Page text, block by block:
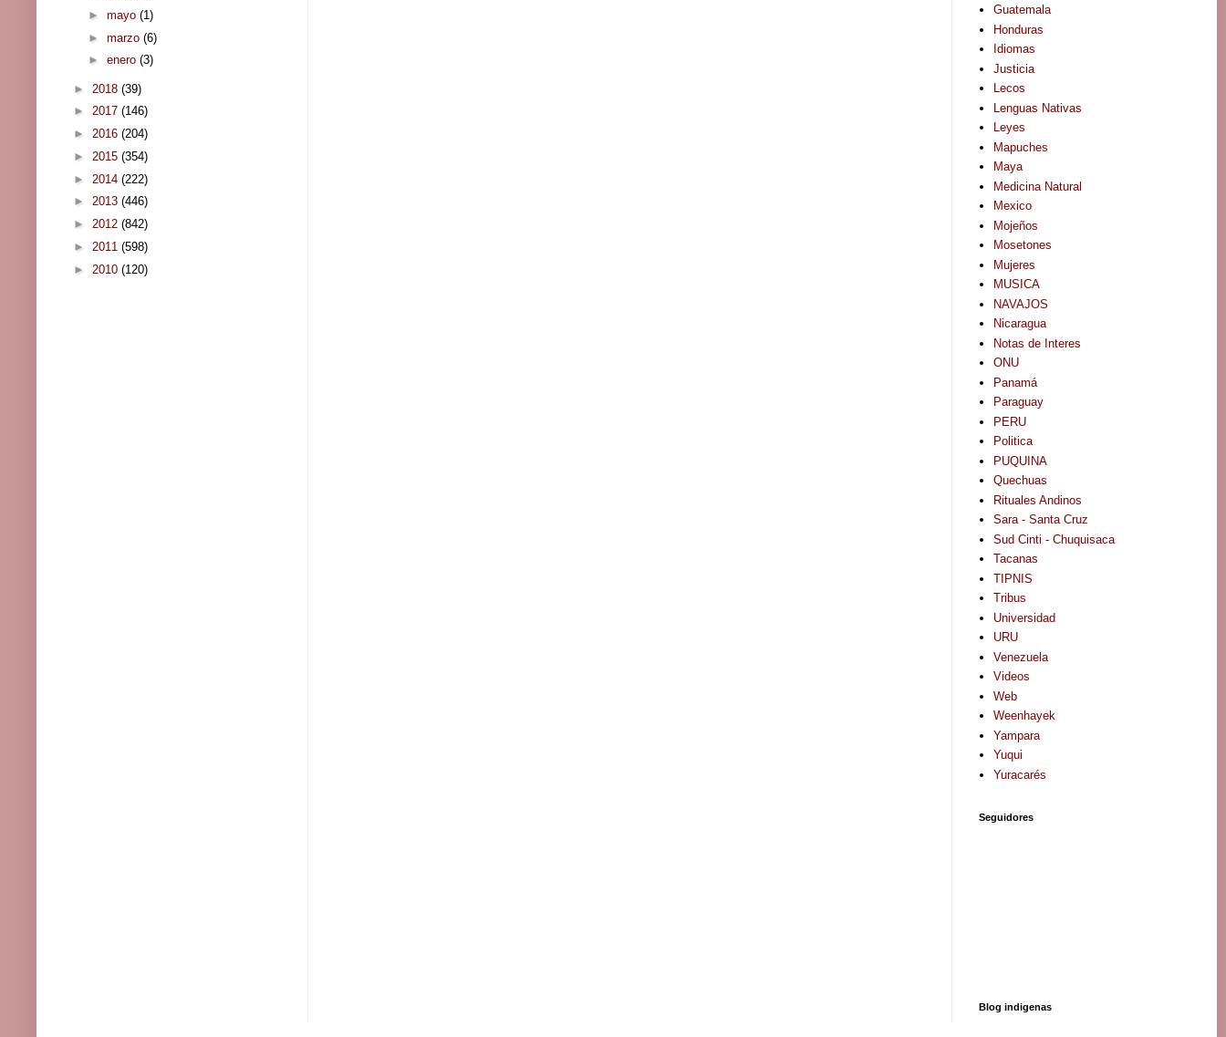
► mayo (1)
► marzo (6)
► enero (3)
► 2018 (39)
► 2017 (146)
► 2016 (204)
► 2015 (354)
► 2014 (222)
► 2013 (446)
► 2012 (842)
► 2011 (598)
► 2010 (120)
Guatemala
Honduras
Idiomas
Justicia
Lecos
Lenguas Nativas
Leyes
Mapuches
Maya
Medicina Natural
Mexico
Mojeños
Mosetones
Mujeres
MUSICA
NAVAJOS
Nicaragua
Notas de Interes
ONU
Panamá
Paraguay
PERU
Politica
PUQUINA
Quechuas
Rituales Andinos
Sara - Santa Cruz
Sud Cinti - Chuquisaca
Tacanas
TIPNIS
Tribus
Universidad
URU
Venezuela
Videos
Web
Weenhayek
Yampara
Yuqui
Yuracarés
Seguidores
Blog indigenas